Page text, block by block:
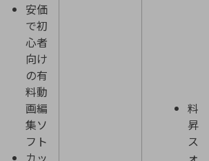
安価
で初
心者
向け
の有
料動
画編
集ソ
フト
料
昇
ス